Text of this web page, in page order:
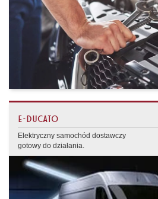
E-DUCATO
Elektryczny samochód dostawczy
gotowy do działania.